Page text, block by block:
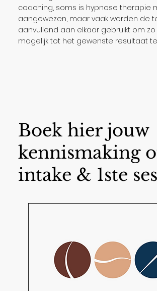
Boek hier jouw
kennismaking
intake & 1ste
coaching, soms is hypnose therapie
aangewezen, maar vaak worden de
aanvullend aan elkaar gebruikt om
mogelijk tot het gewenste resultaat